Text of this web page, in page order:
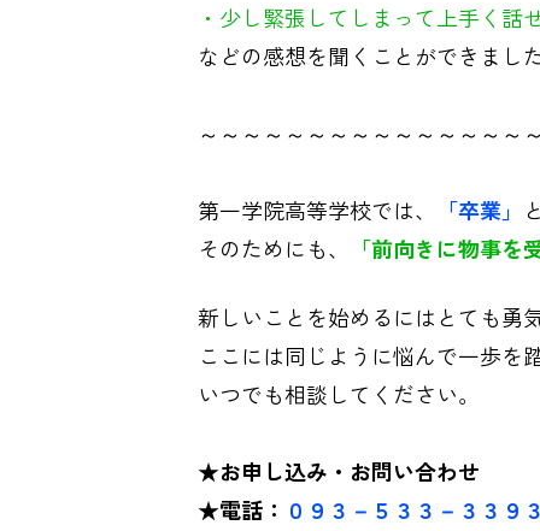
・少し緊張してしまって上手く
などの感想を聞くことができま
～～～～～～～～～～～～～～～
第一学院高等学校では、 「卒業」
そのためにも、
「前向きに物事を
新しいことを始めるにはとても勇
ここには同じように悩んで一歩を
いつでも相談してください。
★お申し込み・お問い合わせ
★電話： ０９３－５３３－３３９